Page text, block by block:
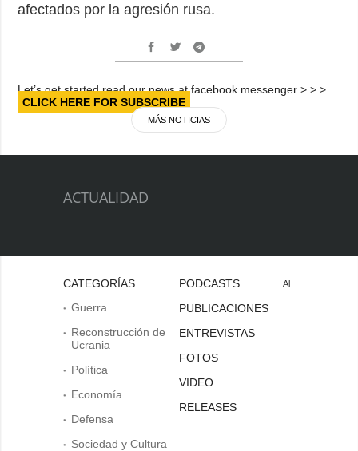
afectados por la agresión rusa.
Let’s get started read our news at facebook messenger > > >
CLICK HERE FOR SUBSCRIBE
MÁS NOTICIAS
ACTUALIDAD
CATEGORÍAS
Guerra
Reconstrucción de
Ucrania
Política
Economía
Defensa
Sociedad y Cultura
PODCASTS
PUBLICACIONES
ENTREVISTAS
FOTOS
VIDEO
RELEASES
Al